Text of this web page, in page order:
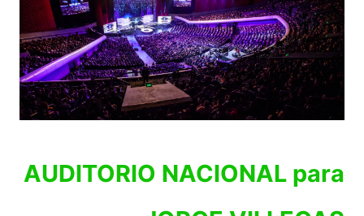
AUDITORIO NACIONAL para